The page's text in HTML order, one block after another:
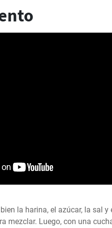
la harina, el azúcar, la sal y
mezclar. Luego, con una